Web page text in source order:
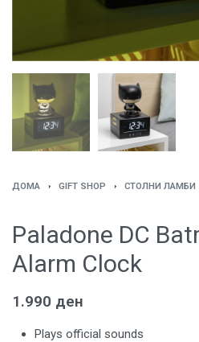
ДОМА › GIFT SHOP › СТОЛНИ ЛАМБИ
Paladone DC
Alarm Clock
1.990 ден
Plays official sounds